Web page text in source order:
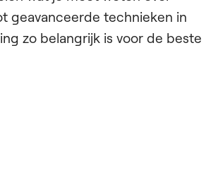
geavanceerde technieken in
zo belangrijk is voor de beste